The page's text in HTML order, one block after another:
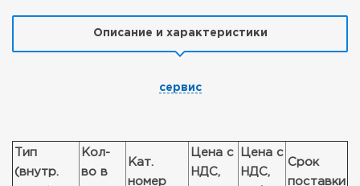
Описание и характеристики
сервис
Тип
(внутр.
Кол-
во в
Кат.
номер
Цена с
НДС,
Цена с
НДС,
Срок
поставки